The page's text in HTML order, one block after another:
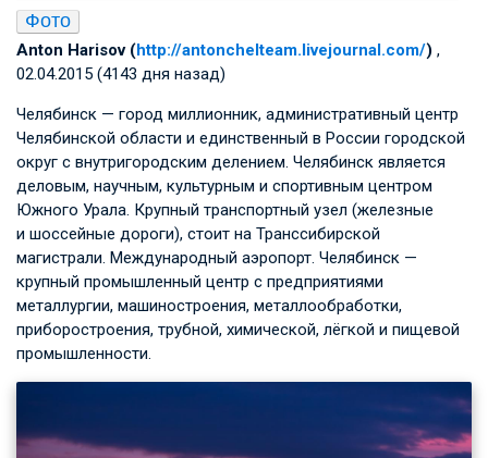
Фото
Anton Harisov (http://antonchelteam.livejournal.com/) ,
02.04.2015 (4143 дня назад)
Челябинск — город миллионник, административный центр
Челябинской области и единственный в России городской
округ с внутригородским делением. Челябинск является
деловым, научным, культурным и спортивным центром
Южного Урала. Крупный транспортный узел (железные
и шоссейные дороги), стоит на Транссибирской
магистрали. Международный аэропорт. Челябинск —
крупный промышленный центр с предприятиями
металлургии, машиностроения, металлообработки,
приборостроения, трубной, химической, лёгкой и пищевой
промышленности.